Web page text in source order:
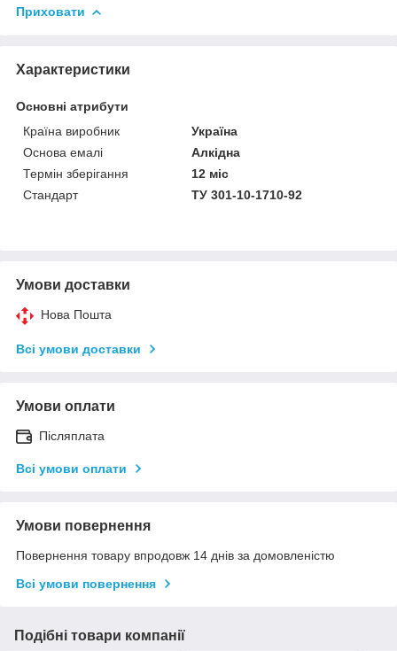
Приховати
Характеристики
Основні атрибути
Країна виробник
Україна
Основа емалі
Алкідна
Термін зберігання
12 міс
Стандарт
ТУ 301-10-1710-92
Умови доставки
Нова Пошта
Всі умови доставки
Умови оплати
Післяплата
Всі умови оплати
Умови повернення
Повернення товару впродовж 14 днів за домовленістю
Всі умови повернення
Подібні товари компанії